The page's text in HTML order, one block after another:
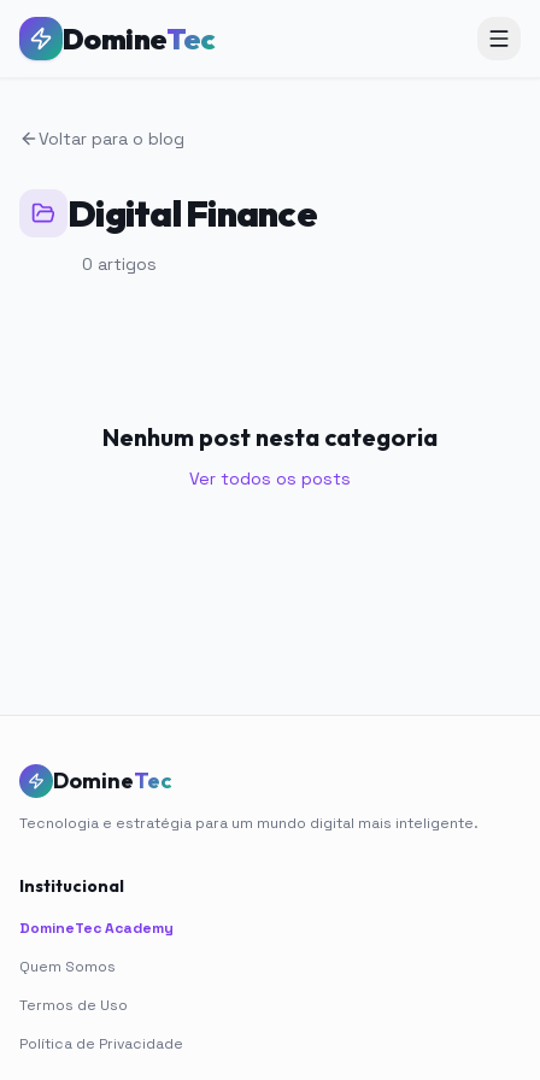
DomineTec
Voltar para o blog
Digital Finance
0 artigos
Nenhum post nesta categoria
Ver todos os posts
DomineTec
Tecnologia e estratégia para um mundo digital mais inteligente.
Institucional
DomineTec Academy
Quem Somos
Termos de Uso
Política de Privacidade